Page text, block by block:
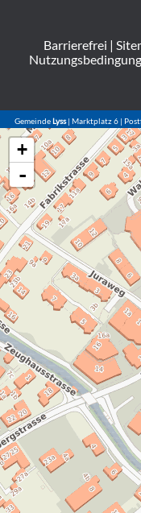
Barrierefrei |
GemeindeLyss| Marktplatz 6 |